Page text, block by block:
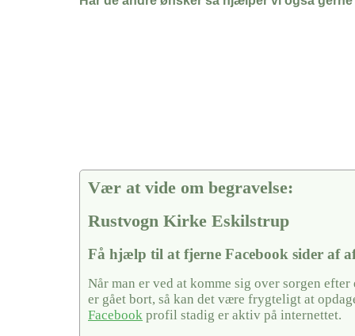
Vær at vide om begravelse:
Rustvogn Kirke Eskilstrup
Få hjælp til at fjerne Facebook sider af
Når man er ved at komme sig over sorgen
er gået bort, så kan det være frygteligt at
Facebook profil stadig er aktiv på internettet.